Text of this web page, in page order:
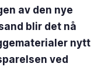
av den nye
blir det nå
nytt
ved